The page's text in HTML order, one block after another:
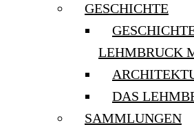
GESCHICHTE
LEHMBRUCK
DAS
SAMMLUNGEN